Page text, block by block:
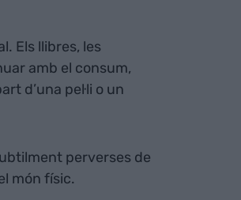
Els llibres, les
amb el consum,
d’una pel·li o un
perverses de
món físic.